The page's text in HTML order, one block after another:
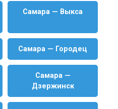
Самара — Выкса
Самара — Городец
Самара —
Дзержинск